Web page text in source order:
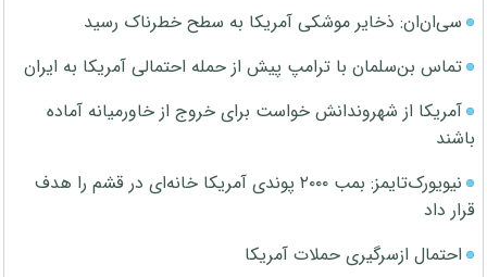
سی‌ان‌ان: ذخایر موشکی آمریکا به سطح خطرناک رسید
تماس بن‌سلمان با ترامپ پیش از حمله احتمالی آمریکا به ایران
آمریکا از شهروندانش خواست برای خروج از خاورمیانه آماده
باشند
نیویورک‌تایمز: بمب ۲۰۰۰ پوندی آمریکا خانه‌ای در قشم را هدف
قرار داد
احتمال ازسرگیری حملات آمریکا